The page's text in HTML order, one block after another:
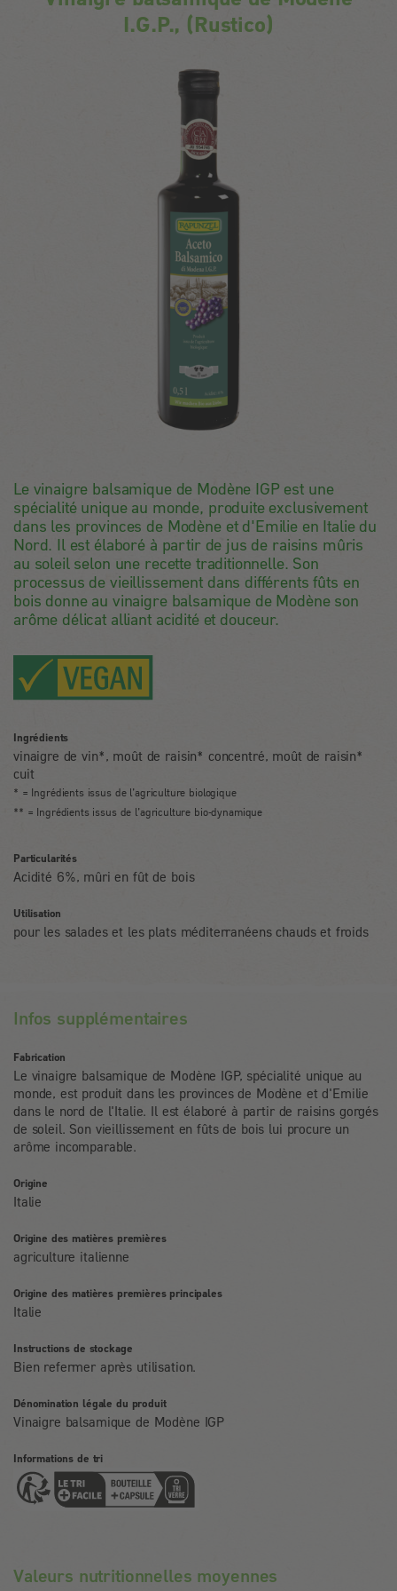
I.G.P., (Rustico)
Le vinaigre balsamique de Modène IGP est une
spécialité unique au monde, produite exclusivement
dans les provinces de Modène et d'Emilie en Italie du
Nord. Il est élaboré à partir de jus de raisins mûris
au soleil selon une recette traditionnelle. Son
processus de vieillissement dans différents fûts en
bois donne au vinaigre balsamique de Modène son
arôme délicat alliant acidité et douceur.
Ingrédients
vinaigre de vin*, moût de raisin* concentré, moût de raisin*
cuit
* = Ingrédients issus de l’agriculture biologique
** = Ingrédients issus de l’agriculture bio-dynamique
Particularités
Acidité 6%, mûri en fût de bois
Utilisation
pour les salades et les plats méditerranéens chauds et froids
Infos supplémentaires
Fabrication
Le vinaigre balsamique de Modène IGP, spécialité unique au
monde, est produit dans les provinces de Modène et d'Emilie
dans le nord de l'Italie. Il est élaboré à partir de raisins gorgés
de soleil. Son vieillissement en fûts de bois lui procure un
arôme incomparable.
Origine
Italie
Origine des matières premières
agriculture italienne
Origine des matières premières principales
Italie
Instructions de stockage
Bien refermer après utilisation.
Dénomination légale du produit
Vinaigre balsamique de Modène IGP
Informations de tri
Valeurs nutritionnelles moyennes